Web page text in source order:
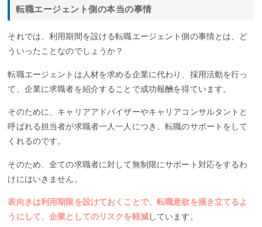
転職エージェント側の本当の事情
それでは、利用期間を設ける転職エージェント側の事情とは、ど
ういったことなのでしょうか？
転職エージェントは人材を求める企業に代わり、採用活動を行っ
て、企業に求職者を紹介することで成功報酬を得ています。
そのために、キャリアアドバイザーやキャリアコンサルタントと
呼ばれる担当者が求職者一人一人につき、転職のサポートをして
くれるのです。
そのため、全ての求職者に対して無制限にサポート対応をするわ
けにはいきません。
表向きは利用期限を設けておくことで、転職意欲を掻き立てるよ
うにして、企業としてのリスクを軽減しています。